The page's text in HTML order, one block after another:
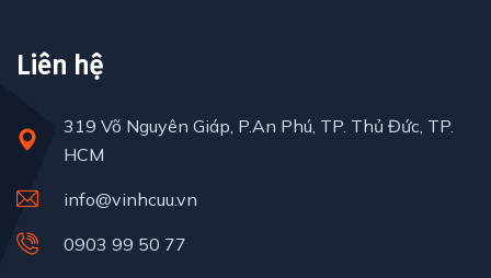
Liên hệ
319 Võ Nguyên Giáp, P.An Phú, TP. Thủ Đức, TP.
HCM
info@vinhcuu.vn
0903 99 50 77